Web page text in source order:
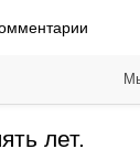
лет.